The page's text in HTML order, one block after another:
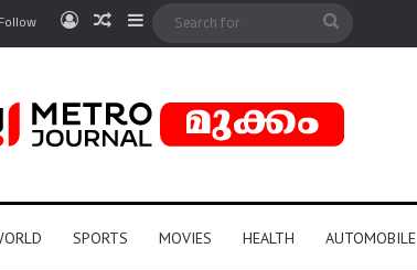
Follow Log InRandom Article
Sidebar
Search
SPORTS MOVIES HEALTH AUTOMOBILE